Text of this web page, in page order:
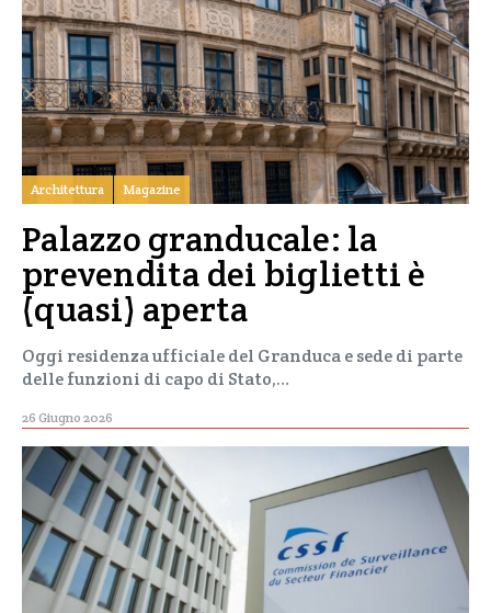
Architettura Magazine
Palazzo granducale: la
prevendita dei biglietti è
(quasi) aperta
Oggi residenza ufficiale del Granduca e sede di parte
delle funzioni di capo di Stato,…
26 Giugno 2026